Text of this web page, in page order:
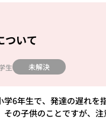
ついて
生 未解決
6年生で、発達の遅れ
その子供のことですが、